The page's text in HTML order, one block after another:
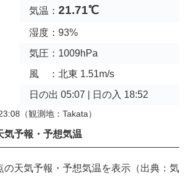
気温： 21.71℃
湿度：93%
気圧：1009hPa
風 ：北東 1.51m/s
日の出 05:07 | 日の入 18:52
（観測地：Takata）
気予報・予想気温
の天気予報・予想気温を表示（出典：気